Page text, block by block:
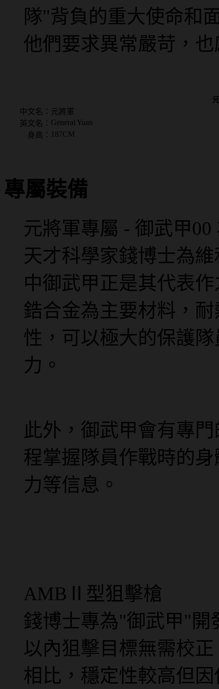
隊"背負的重大使命和
他們要求異常嚴苛，
中文名： 元將軍
英文名： General Yuan
身高：
187CM
專屬裝備
元將軍專屬 - 御武甲00
天才科學家錢博士為
中御武甲正是其代表
鋯合金為主要材料，
性，可以極大的保護
力。
此外，御武甲會有專
程掌握隊員作戰時的
力等信息。
AMBⅡ型狙擊槍
錢博士專為"御武甲"開
以內狙擊目標無需校
相比，穩定性較高但